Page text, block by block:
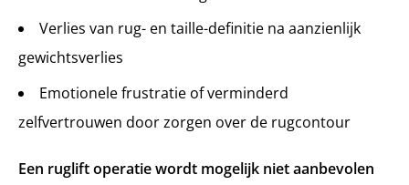
Verlies van rug- en taille-definitie na aanzienlijk
gewichtsverlies
Emotionele frustratie of verminderd
zelfvertrouwen door zorgen over de rugcontour
Een ruglift operatie wordt mogelijk niet aanbevolen